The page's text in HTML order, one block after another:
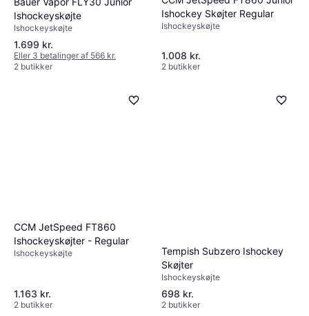
Ishockeyskøjte
Ishockeyskøjte
1.699 kr.
Eller 3 betalinger af 566 kr.
2 butikker
Ishockey Skøjter Regular
Ishockeyskøjte
1.008 kr.
2 butikker
CCM JetSpeed FT860
Ishockeyskøjter - Regular
Ishockeyskøjte
1.163 kr.
2 butikker
Tempish Subzero Ishockey
Skøjter
Ishockeyskøjte
698 kr.
2 butikker